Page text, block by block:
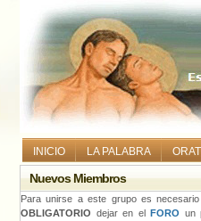
INICIO LA PALABRA
Nuevos Miembros
Para unirse a este grupo es necesario
OBLIGATORIO dejar en el FORO un